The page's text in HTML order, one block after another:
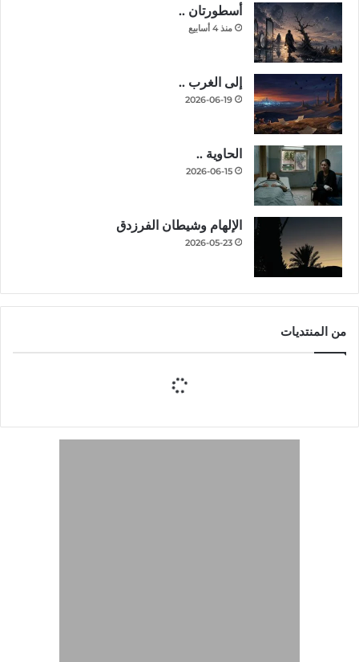
أسطورتان ..
منذ 4 أسابيع
إلى الغرب ..
2026-06-19
الحاوية ..
2026-06-15
الإلهام وشيطان الفرزدق
2026-05-23
من المنتديات